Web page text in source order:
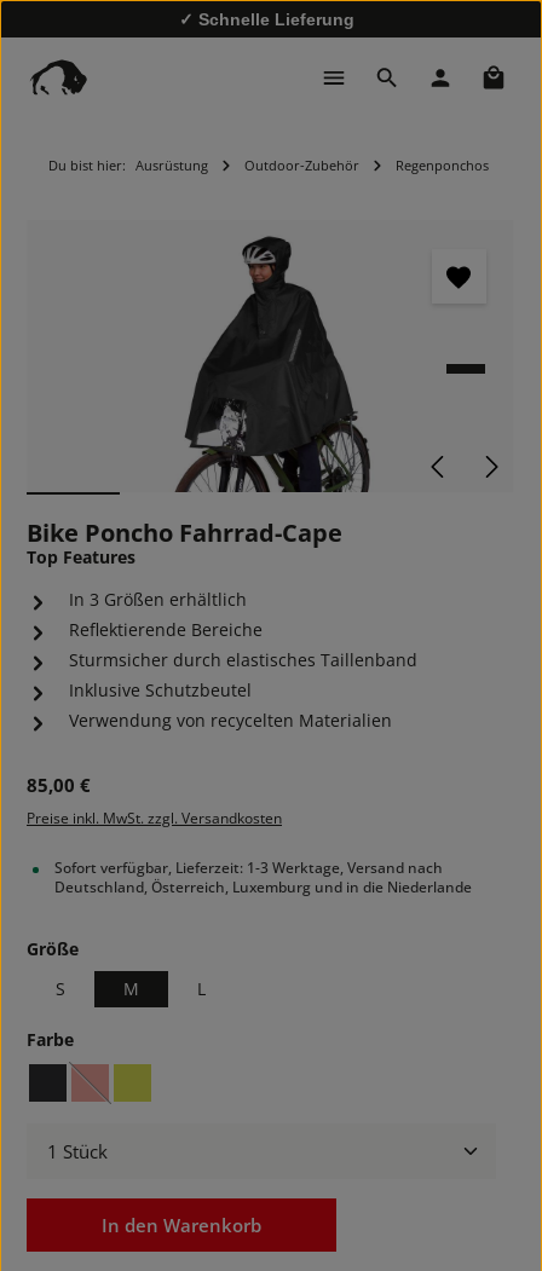
✓ Schnelle Lieferung
Du bist hier: Ausrüstung Outdoor-Zubehör Regenponchos
Bike Poncho Fahrrad-Cape
Top Features
In 3 Größen erhältlich
Reflektierende Bereiche
Sturmsicher durch elastisches Taillenband
Inklusive Schutzbeutel
Verwendung von recycelten Materialien
Regulärer Preis:
85,00 €
Preise inkl. MwSt. zzgl. Versandkosten
Sofort verfügbar, Lieferzeit: 1-3 Werktage, Versand nach
Deutschland, Österreich, Luxemburg und in die Niederlande
Größeauswählen
S
M L
Farbeauswählen
blackred orange
(Diese Option ist zurzeit nicht verfügbar.)
safety yellow
Produkt Anzahl: Gib den gewünschten Wert ein
In den Warenkorb